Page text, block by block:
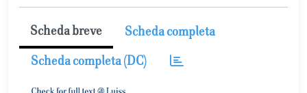
Scheda breve Scheda completa
Scheda completa (DC)